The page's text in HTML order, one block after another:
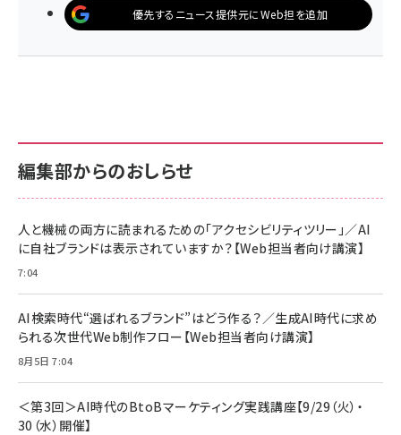
優先するニュース提供元にWeb担を追加
編集部からのおしらせ
人と機械の両方に読まれるための「アクセシビリティツリー」／AI
に自社ブランドは表示されていますか？【Web担当者向け講演】
7:04
AI検索時代“選ばれるブランド”はどう作る？／生成AI時代に求め
られる次世代Web制作フロー【Web担当者向け講演】
8月5日 7:04
＜第3回＞AI時代のBtoBマーケティング実践講座【9/29（火）・
30（水）開催】